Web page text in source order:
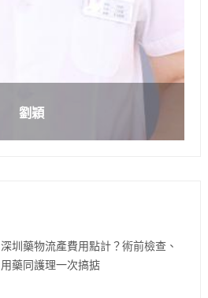
劉穎
深圳藥物流產費用點計？術前檢查、
用藥同護理一次搞掂